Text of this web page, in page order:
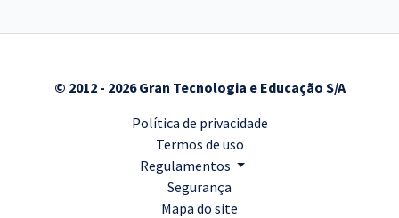
© 2012 - 2026 Gran Tecnologia e Educação S/A
Política de privacidade
Termos de uso
Regulamentos
Segurança
Mapa do site